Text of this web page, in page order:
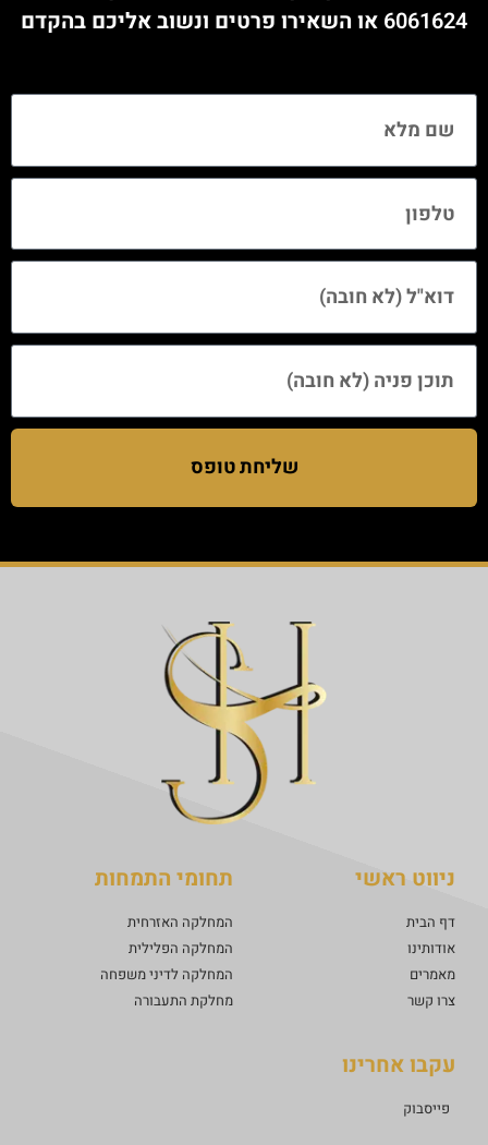
6061624 או השאירו פרטים ונשוב אליכם בהקדם
שליחת טופס
ניווט ראשי
דף הבית
אודותינו
מאמרים
צרו קשר
תחומי התמחות
המחלקה האזרחית
המחלקה הפלילית
המחלקה לדיני משפחה
מחלקת התעבורה
עקבו אחרינו
פייסבוק